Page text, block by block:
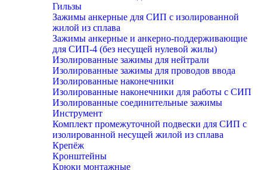
Гильзы
Зажимы анкерные для СИП с изолированной
жилой из сплава
Зажимы анкерные и анкерно-поддерживающие
для СИП-4 (без несущей нулевой жилы)
Изолированные зажимы для нейтрали
Изолированные зажимы для проводов ввода
Изолированные наконечники
Изолированные наконечники для работы с СИП
Изолированные соединительные зажимы
Инструмент
Комплект промежуточной подвески для СИП с
изолированной несущей жилой из сплава
Крепёж
Кронштейны
Крюки монтажные